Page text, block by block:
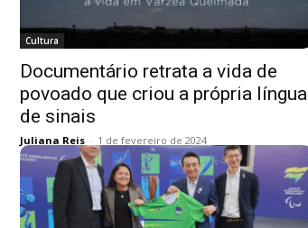
Cultura
Documentário retrata a vida de
povoado que criou a própria língua
de sinais
Juliana Reis - 1 de fevereiro de 2024